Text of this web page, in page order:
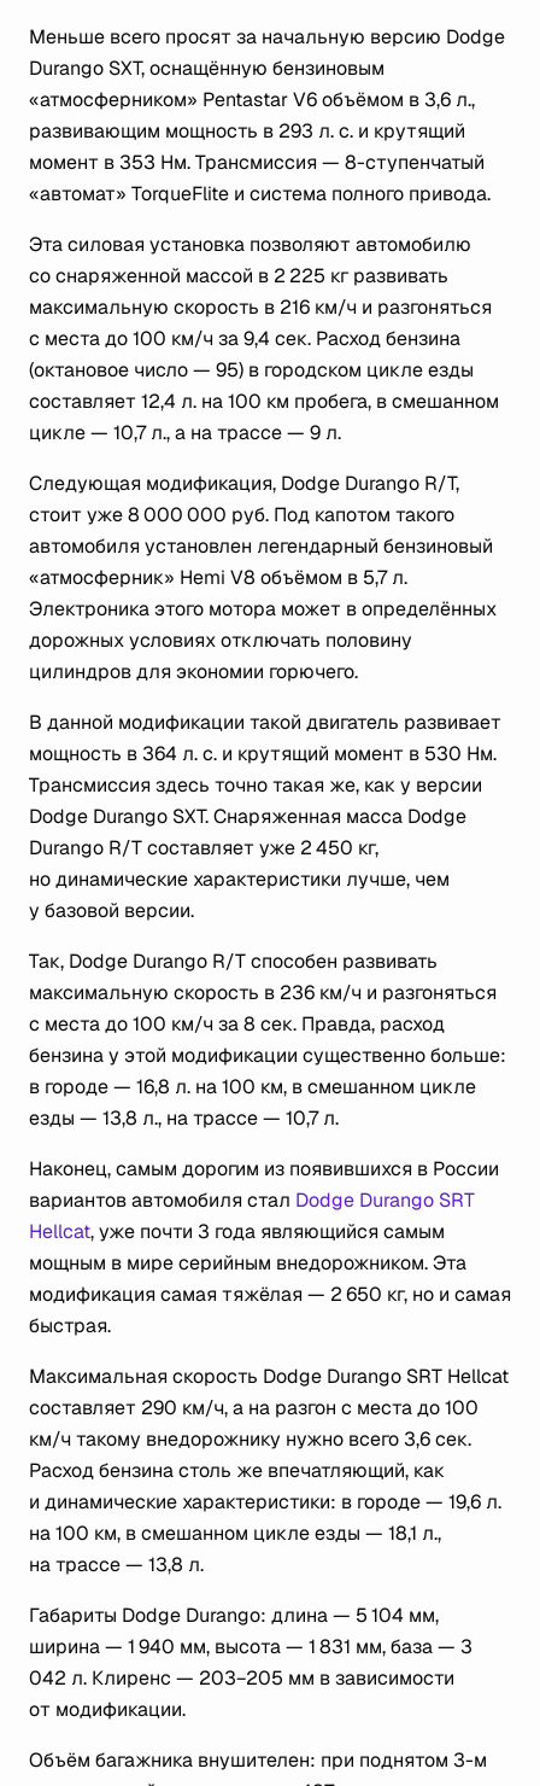
Меньше всего просят за начальную версию Dodge
Durango SXT, оснащённую бензиновым
«атмосферником» Pentastar V6 объёмом в 3,6 л.,
развивающим мощность в 293 л. с. и крутящий
момент в 353 Нм. Трансмиссия — 8-ступенчатый
«автомат» TorqueFlite и система полного привода.
Эта силовая установка позволяют автомобилю
со снаряженной массой в 2 225 кг развивать
максимальную скорость в 216 км/ч и разгоняться
с места до 100 км/ч за 9,4 сек. Расход бензина
(октановое число — 95) в городском цикле езды
составляет 12,4 л. на 100 км пробега, в смешанном
цикле — 10,7 л., а на трассе — 9 л.
Следующая модификация, Dodge Durango R/T,
стоит уже 8 000 000 руб. Под капотом такого
автомобиля установлен легендарный бензиновый
«атмосферник» Hemi V8 объёмом в 5,7 л.
Электроника этого мотора может в определённых
дорожных условиях отключать половину
цилиндров для экономии горючего.
В данной модификации такой двигатель развивает
мощность в 364 л. с. и крутящий момент в 530 Нм.
Трансмиссия здесь точно такая же, как у версии
Dodge Durango SXT. Снаряженная масса Dodge
Durango R/T составляет уже 2 450 кг,
но динамические характеристики лучше, чем
у базовой версии.
Так, Dodge Durango R/T способен развивать
максимальную скорость в 236 км/ч и разгоняться
с места до 100 км/ч за 8 сек. Правда, расход
бензина у этой модификации существенно больше:
в городе — 16,8 л. на 100 км, в смешанном цикле
езды — 13,8 л., на трассе — 10,7 л.
Наконец, самым дорогим из появившихся в России
вариантов автомобиля стал Dodge Durango SRT
Hellcat, уже почти 3 года являющийся самым
мощным в мире серийным внедорожником. Эта
модификация самая тяжёлая — 2 650 кг, но и самая
быстрая.
Максимальная скорость Dodge Durango SRT Hellcat
составляет 290 км/ч, а на разгон с места до 100
км/ч такому внедорожнику нужно всего 3,6 сек.
Расход бензина столь же впечатляющий, как
и динамические характеристики: в городе — 19,6 л.
на 100 км, в смешанном цикле езды — 18,1 л.,
на трассе — 13,8 л.
Габариты Dodge Durango: длина — 5 104 мм,
ширина — 1 940 мм, высота — 1 831 мм, база — 3
042 л. Клиренс — 203−205 мм в зависимости
от модификации.
Объём багажника внушителен: при поднятом 3-м